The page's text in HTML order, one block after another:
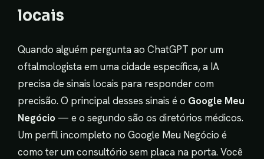
locais
Quando alguém pergunta ao ChatGPT por um
oftalmologista em uma cidade específica, a IA
precisa de sinais locais para responder com
precisão. O principal desses sinais é o Google Meu
Negócio — e o segundo são os diretórios médicos.
Um perfil incompleto no Google Meu Negócio é
como ter um consultório sem placa na porta. Você